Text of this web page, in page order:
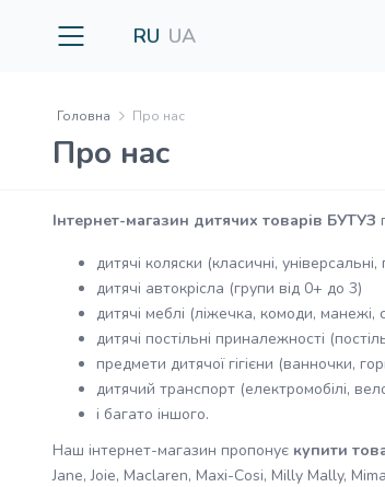
RU UA
Головна Про нас
Про нас
Інтернет-магазин дитячих товарів БУТУЗ
дитячі коляски (класичні,
дитячі автокрісла (групи від 0+ до 3)
дитячі меблі (ліжечка, комоди, манежі,
дитячі постільні приналежності
предмети дитячої гігієни (ванночки,
дитячий транспорт (електромобілі,
і багато іншого.
Наш інтернет-магазин пропонує купити
Jane, Joie, Maclaren, Maxi-Cosi, Milly Mally,